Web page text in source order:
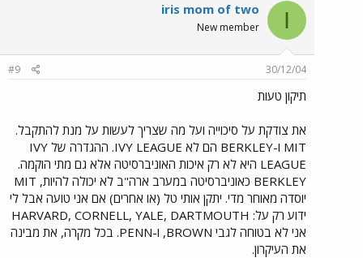
I
iris mom of two
New member
30/12/04
#9
תיקון טעות
את צודקת על סיכוייה ועל מה שצריך לעשות על מנת להתקבל.
MIT ו-BERKLEY הם לא IVY LEAGUE. ההגדרה של IVY
LEAGUE היא לא רק איכות האוניברסיטה אלא גם מתי הוקמה.
BERKLEY כאוניברסיטה במערב ארה"ב לא יכולה להיות, MIT
יוסדה מאוחר מדי. יתקן אותי טל (או אחרים) אם אני טועה אבל לי
ידוע רק על: HARVARD, CORNELL, YALE, DARTMOUTH
אני לא בטוחה לגבי BROWN, ו-PENN. בכל מקרה, את מבינה
את העיקרון.